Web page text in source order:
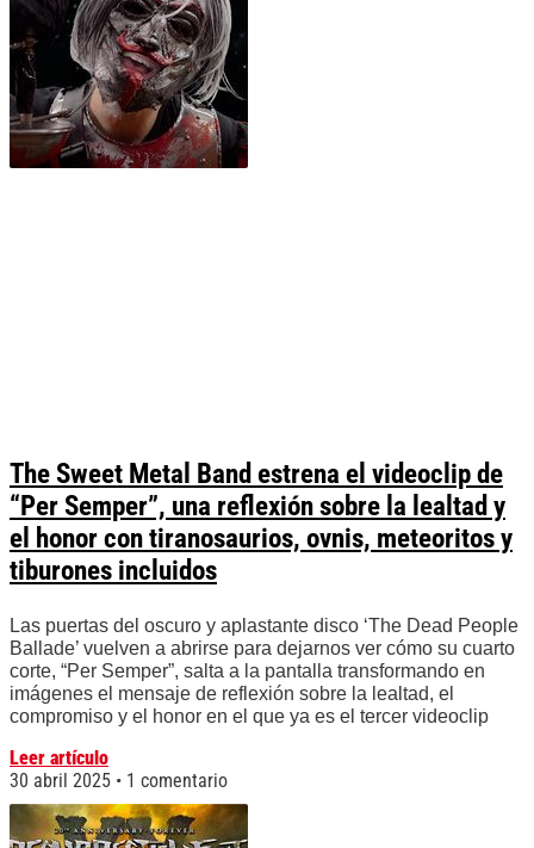
The Sweet Metal Band estrena el videoclip de
“Per Semper”, una reflexión sobre la lealtad y
el honor con tiranosaurios, ovnis, meteoritos y
tiburones incluidos
Las puertas del oscuro y aplastante disco ‘The Dead People
Ballade’ vuelven a abrirse para dejarnos ver cómo su cuarto
corte, “Per Semper”, salta a la pantalla transformando en
imágenes el mensaje de reflexión sobre la lealtad, el
compromiso y el honor en el que ya es el tercer videoclip
Leer artículo
30 abril 2025
1 comentario